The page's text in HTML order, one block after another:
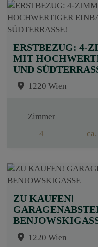
ERSTBEZUG: 4-
MIT
UND
1220 Wien
Zimmer
4
ZU KAUFEN!
1220 Wien